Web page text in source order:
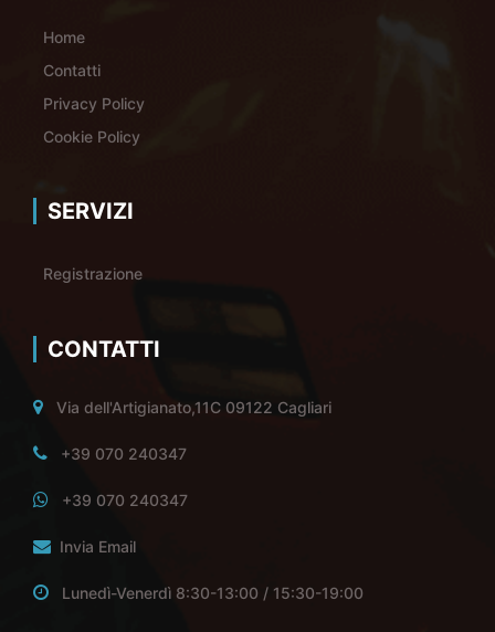
Home
Contatti
Privacy Policy
Cookie Policy
SERVIZI
Registrazione
CONTATTI
Via dell'Artigianato,11C 09122 Cagliari
+39 070 240347
+39 070 240347
Invia Email
Lunedì-Venerdì 8:30-13:00 / 15:30-19:00